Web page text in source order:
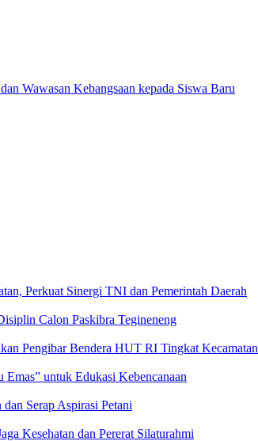
Wawasan Kebangsaan kepada Siswa Baru
Perkuat Sinergi TNI dan Pemerintah Daerah
Calon Paskibra Tegineneng
Pengibar Bendera HUT RI Tingkat Kecamatan
untuk Edukasi Kebencanaan
Serap Aspirasi Petani
Kesehatan dan Pererat Silaturahmi